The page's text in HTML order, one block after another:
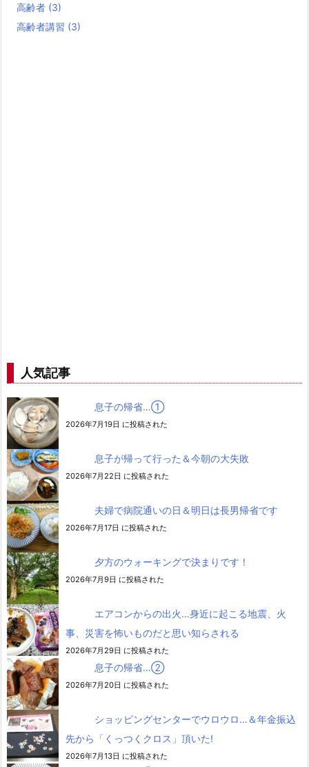
高齢者 (3)
高齢者講習 (3)
人気記事
息子の帰省…➀
2026年7月19日 に投稿された
息子が帰って行った＆今朝の大失敗
2026年7月22日 に投稿された
夫婦で病院通いの日＆明日は長男帰省です
2026年7月17日 に投稿された
夕方のウォーキングで決まりです！
2026年7月9日 に投稿された
エアコンからの出火…身近に起こる地震、火
事、災害を怖いものだと思い知らされる
2026年7月29日 に投稿された
息子の帰省…②
2026年7月20日 に投稿された
ショッピングセンターでウロウロ…＆年金振込
先から「くっつくクロス」頂いた!
2026年7月13日 に投稿された